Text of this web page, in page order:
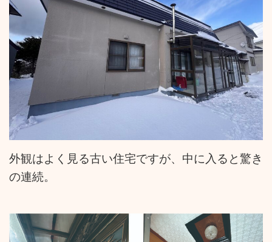
外観はよく見る古い住宅ですが、中に入ると驚き
の連続。